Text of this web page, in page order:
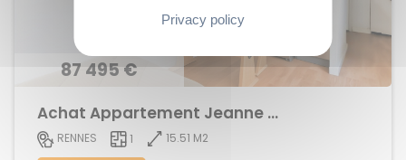
87 495 €
Achat Appartement Jeanne d'Arc
RENNES 1
15.51 M2
Privacy policy